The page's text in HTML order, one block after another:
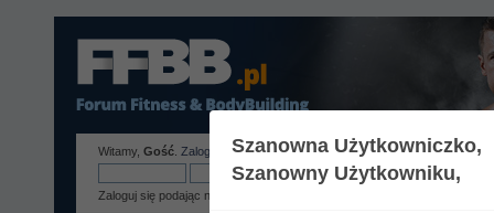
Witamy, Gość Zaloguj sięlubzarejestruj.
Zaloguj się podając nazwę użytkownika, hasło i długość sesji
Szanowna Użytkowniczko,
Szanowny Użytkowniku,